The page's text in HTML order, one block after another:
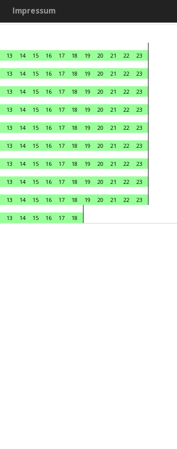
Impressum
13 14 15 16 17 18 19 20 21 22
23
13 14 15 16 17 18 19 20 21 22
23
13 14 15 16 17 18 19 20 21 22
23
13 14 15 16 17 18 19 20 21 22
23
13 14 15 16 17 18 19 20 21 22
23
13 14 15 16 17 18 19 20 21 22
23
13 14 15 16 17 18 19 20 21 22
23
13 14 15 16 17 18 19 20 21 22
23
13 14 15 16 17 18 19 20 21 22
23
13 14 15 16 17 18